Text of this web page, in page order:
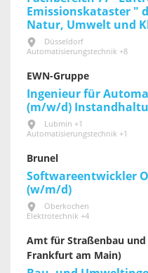
Emissionskataster "
Natur, Umwelt und
Düsseldorf
Automatisierungstechnik +8
EWN-Gruppe
Ingenieur für
(m/w/d)
Lubmin +1
Automatisierungstechnik +1
Brunel
Softwareentwickler
(w/m/d)
Oberkochen
Elektrotechnik +4
Amt für Straßenbau
Frankfurt am Main)